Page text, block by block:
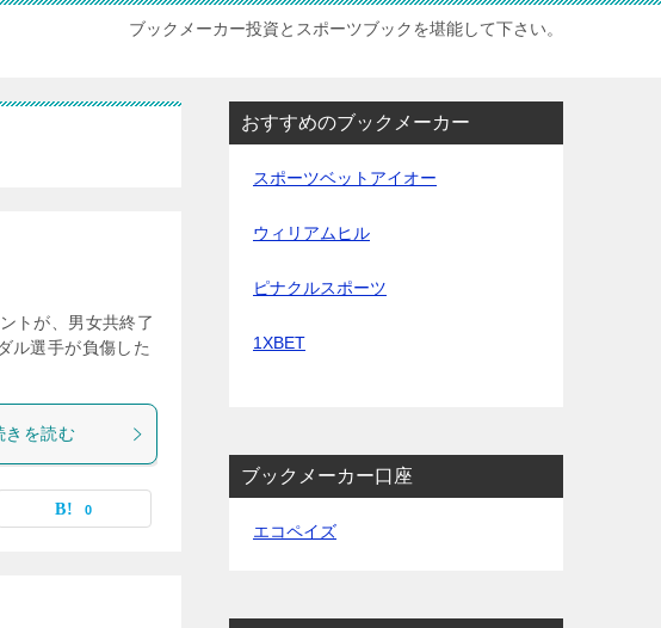
ブックメーカー投資とスポーツブックを堪能して下さい。
トが、男女共終了
ル選手が負傷した
きを読む
0
おすすめのブックメーカー
スポーツベットアイオー
ウィリアムヒル
ピナクルスポーツ
1XBET
ブックメーカー口座
エコペイズ